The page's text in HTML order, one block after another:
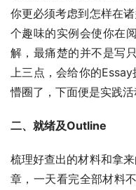
你更必须考虑到怎样在
个趣味的实例会使你在
解，最痛楚的并不是写
上三点，会给你的
懵圈了，下面便是实践活
二、就绪及Outline
梳理好查出的材料和拿
章，一天看完全部材料